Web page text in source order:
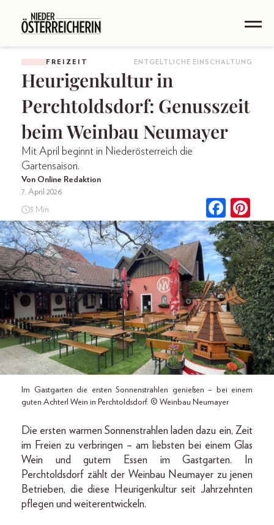
FREIZEIT ENTGELTLICHE EINSCHALTUNG
Heurigenkultur in
Perchtoldsdorf: Genusszeit
beim Weinbau Neumayer
Mit April beginnt in Niederösterreich die
Gartensaison.
Von Online Redaktion
7. April 2026
3 Min.
Im Gastgarten die ersten Sonnenstrahlen genießen – bei einem
guten Achterl Wein in Perchtoldsdorf. © Weinbau Neumayer
Die ersten warmen Sonnenstrahlen laden dazu ein, Zeit
im Freien zu verbringen – am liebsten bei einem Glas
Wein und gutem Essen im Gastgarten. In
Perchtoldsdorf zählt der Weinbau Neumayer zu jenen
Betrieben, die diese Heurigenkultur seit Jahrzehnten
pflegen und weiterentwickeln.